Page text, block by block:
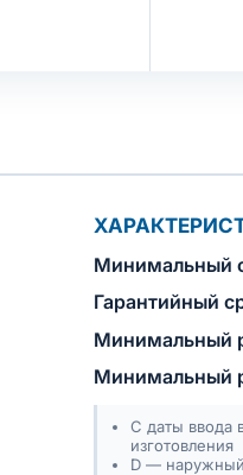
Минимальный
Гарантийный
Минимальный
Минимальный
С даты ввода
изготовления
D —